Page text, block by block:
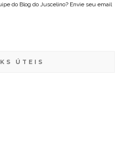
do Blog do Juscelino? Envie seu email
ÚTEIS